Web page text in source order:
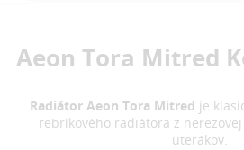
Aeon Tora Mitred
Radiátor Aeon Tora Mitred je
rebríkového radiátora z
uterákov.